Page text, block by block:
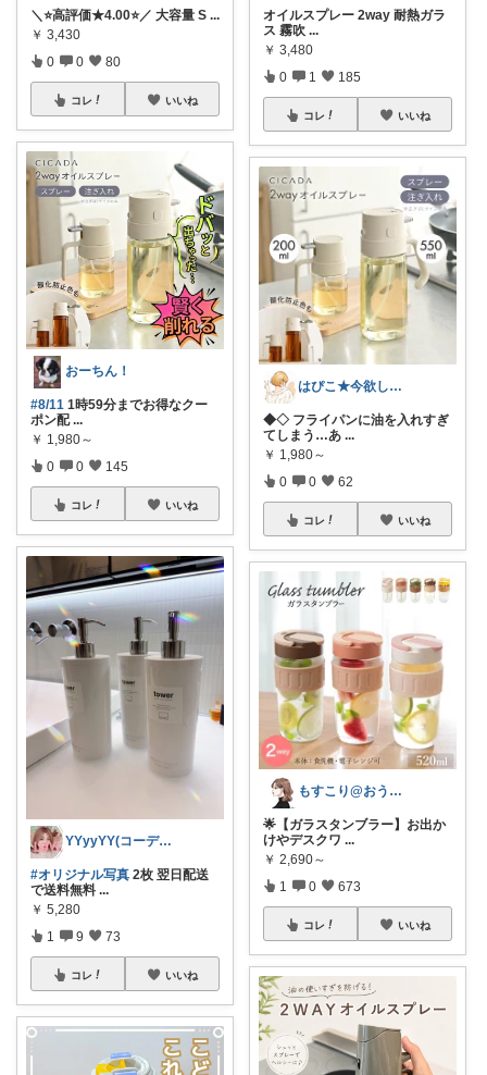
＼⭐️高評価★4.00⭐️／ 大容量 S ...
￥ 3,430
0 0 80
コレ いいね
おーちん！
#8/11 1時59分までお得なクー
ポン配 ...
￥ 1,980～
0 0 145
コレ いいね
YYyyYY(コーデやってます🐢🐾)
#オリジナル写真 2枚 翌日配送
で送料無料 ...
￥ 5,280
1 9 73
コレ いいね
オイルスプレー 2way 耐熱ガラ
ス 霧吹 ...
￥ 3,480
0 1 185
コレ いいね
はぴこ★今欲しい厳選アイテム
◆◇ フライパンに油を入れすぎ
てしまう…あ ...
￥ 1,980～
0 0 62
コレ いいね
もすこり@おうち満喫＆外出頑張る
🌟【ガラスタンブラー】​お出か
けやデスクワ ...
￥ 2,690～
1 0 673
コレ いいね